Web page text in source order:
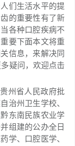
们生活水平的提
的重要性有了新
各种口腔疾病不
要下面本文将重
信息，来解决同
疑问，欢迎点击
州省人民政府批
治州卫生学校、
东南民族农业学
组建的公办全日
学、口腔医学、